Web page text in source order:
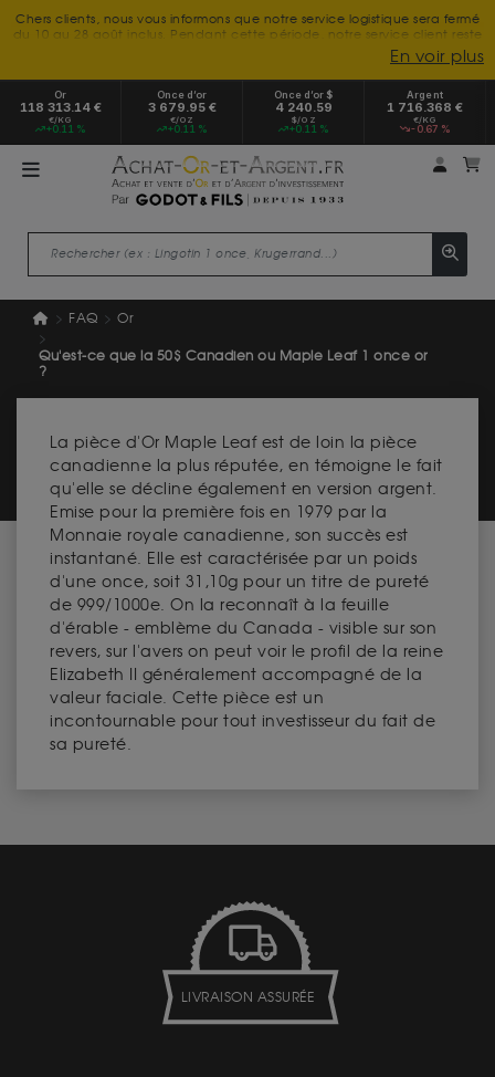
Chers clients, nous vous informons que notre service logistique sera fermé
du 10 au 28 août inclus. Pendant cette période, notre service client reste
à votre disposition tout l'été. Vous pouvez nous joindre du lundi au
vendredi, de 9h30 à 18h, pour toute demande d'information.
Nous vous remercions de votre compréhension et vous souhaitons un
excellent été.
En voir plus
Or
118 313.14 €
€/KG
+0.11 %
Once d’or
3 679.95 €
€/OZ
+0.11 %
Once d’or $
4 240.59
$/OZ
+0.11 %
Argent
1 716.368 €
€/KG
-0.67 %
Mon
FAQ Or
Qu'est-ce que la 50$ Canadien ou Maple Leaf 1 once or
?
La pièce d'Or Maple Leaf est de loin la pièce
canadienne la plus réputée, en témoigne le fait
qu'elle se décline également en version argent.
Emise pour la première fois en 1979 par la
Monnaie royale canadienne, son succès est
instantané. Elle est caractérisée par un poids
d'une once, soit 31,10g pour un titre de pureté
de 999/1000e. On la reconnaît à la feuille
d'érable - emblème du Canada - visible sur son
revers, sur l'avers on peut voir le profil de la reine
Elizabeth II généralement accompagné de la
valeur faciale. Cette pièce est un
incontournable pour tout investisseur du fait de
sa pureté.
LIVRAISON ASSURÉE